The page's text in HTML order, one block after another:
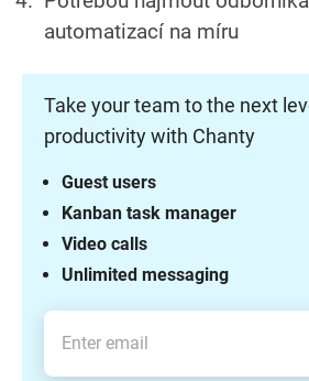
automatizací na míru
Take your team to the next
productivity with Chanty
Unlimited messaging
Video calls
Kanban task manager
Guest users